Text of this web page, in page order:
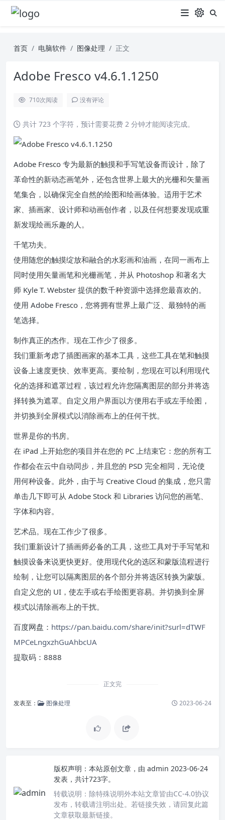
首页 电脑软件 图像处理 正文
Adobe Fresco v4.6.1.1250
710次阅读 没有评论
共计 723 个字符，预计需要花费 2 分钟才能阅读完成。
Adobe Fresco 专为最新的触摸和手写笔设备而设计，除了
革命性的新动态画笔外，还包含世界上最大的光栅和矢量画
笔集合，以确保完全自然的绘图和绘画体验。适用于艺术
家、插画家、设计师和动画创作者，以及任何想要发现或重
新发现绘画乐趣的人。
千笔功夫。
使用随您的触摸绽放和融合的水彩画和油画，在同一画布上
同时使用矢量画笔和光栅画笔，并从 Photoshop 和著名大
师 Kyle T. Webster 提供的数千种资源中选择您最喜欢的。
使用 Adob​​e Fresco，您将拥有世界上最广泛、最独特的画
笔选择。
制作真正的杰作。现在工作少了很多。
我们重新考虑了插图画家的基本工具，这些工具在笔和触摸
设备上速度更快、效率更高。要绘制，您现在可以利用现代
化的选择和遮罩过程，该过程允许您隔离图层的部分并将选
择转换为遮罩。自定义用户界面以方便用右手或左手绘图，
并切换到全屏模式以消除画布上的任何干扰。
世界是你的书房。
在 iPad 上开始您的项目并在您的 PC 上结束它：您的所有工
作都会在云中自动同步，并且您的 PSD 完全相同，无论使
用何种设备。此外，由于与 Creative Cloud 的集成，您只需
单击几下即可从 Adob​​e Stock 和 Libraries 访问您的画笔、
字体和内容。
艺术品。现在工作少了很多。
我们重新设计了插画师必备的工具，这些工具对于手写笔和
触摸设备来说更快更好。使用现代化的选区和蒙版流程进行
绘制，让您可以隔离图层的各个部分并将选区转换为蒙版。
自定义您的 UI，使左手或右手绘图更容易。并切换到全屏
模式以清除画布上的干扰。
百度网盘： https://pan.baidu.com/share/init?surl=dTWF
MPCeLngxzhGuAhbcUA
提取码：8888
正文完
发表至： 图像处理 2023-06-24
版权声明： 本站原创文章，由 admin 2023-06-24
发表，共计723字。
转载说明： 除特殊说明外本站文章皆由CC-4.0协议
发布，转载请注明出处。若链接失效，请回复此篇
文章获取最新链接。